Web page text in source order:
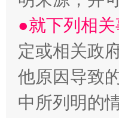
●就下列相
定或相关政
他原因导致
中所列明的